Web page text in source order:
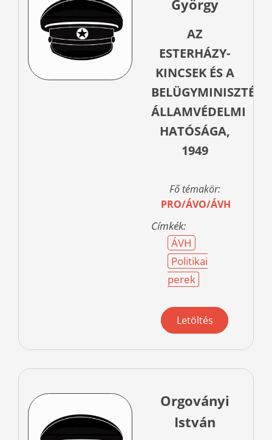
György
AZ
ESTERHÁZY-
KINCSEK ÉS A
ÁLLAMVÉDELMI
HATÓSÁGA,
1949
Fő témakör:
PRO/ÁVO/ÁVH
Címkék:
ÁVH
Politikai
perek
Letöltés
Orgoványi
István